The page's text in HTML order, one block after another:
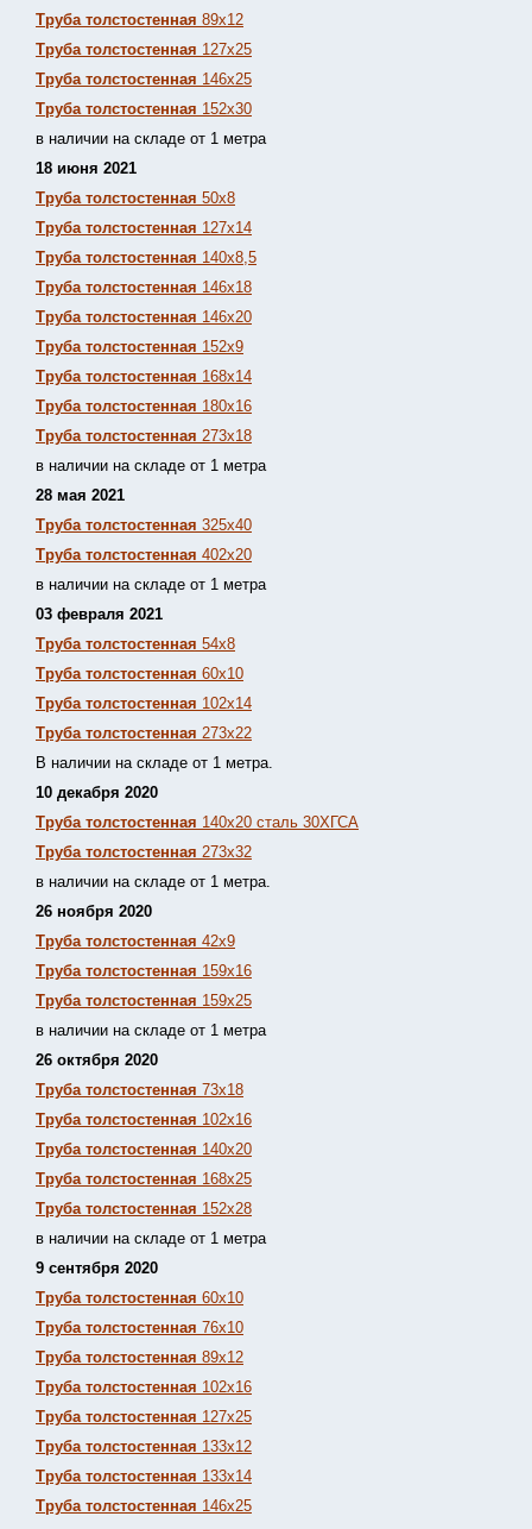
Труба толстостенная 89х12
Труба толстостенная 127х25
Труба толстостенная 146х25
Труба толстостенная 152х30
в наличии на складе от 1 метра
18 июня 2021
Труба толстостенная 50х8
Труба толстостенная 127х14
Труба толстостенная 140х8,5
Труба толстостенная 146х18
Труба толстостенная 146х20
Труба толстостенная 152х9
Труба толстостенная 168х14
Труба толстостенная 180х16
Труба толстостенная 273х18
в наличии на складе от 1 метра
28 мая 2021
Труба толстостенная 325х40
Труба толстостенная 402х20
в наличии на складе от 1 метра
03 февраля 2021
Труба толстостенная 54х8
Труба толстостенная 60х10
Труба толстостенная 102х14
Труба толстостенная 273х22
В наличии на складе от 1 метра.
10 декабря 2020
Труба толстостенная 140х20 сталь 30ХГСА
Труба толстостенная 273х32
в наличии на складе от 1 метра.
26 ноября 2020
Труба толстостенная 42х9
Труба толстостенная 159х16
Труба толстостенная 159х25
в наличии на складе от 1 метра
26 октября 2020
Труба толстостенная 73х18
Труба толстостенная 102х16
Труба толстостенная 140х20
Труба толстостенная 168х25
Труба толстостенная 152х28
в наличии на складе от 1 метра
9 сентября 2020
Труба толстостенная 60х10
Труба толстостенная 76х10
Труба толстостенная 89х12
Труба толстостенная 102х16
Труба толстостенная 127х25
Труба толстостенная 133х12
Труба толстостенная 133х14
Труба толстостенная 146х25